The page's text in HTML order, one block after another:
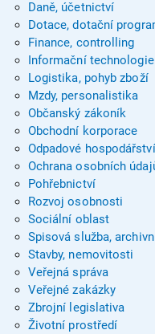
Daně, účetnictví
Dotace, dotační
Finance, controlling
Informační technologie
Logistika, pohyb zboží
Mzdy, personalistika
Občanský zákoník
Obchodní korporace
Odpadové hospodářství
Ochrana osobních
Pohřebnictví
Rozvoj osobnosti
Sociální oblast
Spisová služba,
Stavby, nemovitosti
Veřejná správa
Veřejné zakázky
Zbrojní legislativa
Životní prostředí